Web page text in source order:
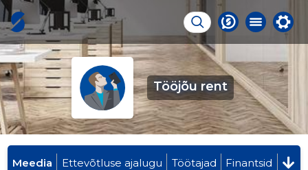
Tööjõu rent
Meedia Ettevõtluse ajalugu Töötajad Finantsid